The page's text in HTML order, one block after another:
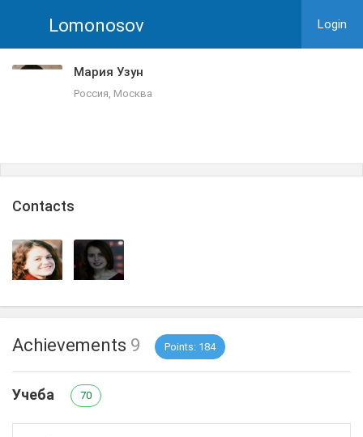
Lomonosov Login
Мария Узун
Россия, Москва
Сontacts
Achievements 9 Points: 184
Учеба 70